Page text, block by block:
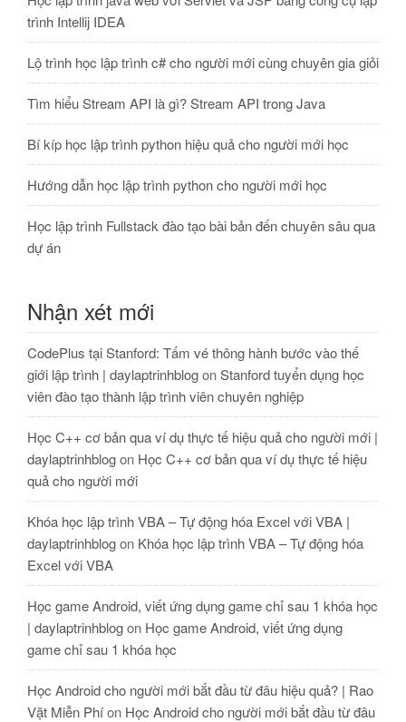
trình Intellij IDEA
Lộ trình học lập trình c# cho người mới cùng chuyên gia giỏi
Tìm hiểu Stream API là gì? Stream API trong Java
Bí kíp học lập trình python hiệu quả cho người mới học
Hướng dẫn học lập trình python cho người mới học
Học lập trình Fullstack đào tạo bài bản đến chuyên sâu qua
dự án
Nhận xét mới
CodePlus tại Stanford: Tấm vé thông hành bước vào thế
giới lập trình | daylaptrinhblogonStanford tuyển dụng học
viên đào tạo thành lập trình viên chuyên nghiệp
Học C++ cơ bản qua ví dụ thực tế hiệu quả cho người mới |
daylaptrinhblogon Học C++ cơ bản qua ví dụ thực tế hiệu
quả cho người mới
Khóa học lập trình VBA – Tự động hóa Excel với VBA |
daylaptrinhblogon Khóa học lập trình VBA – Tự động hóa
Excel với VBA
Học game Android, viết ứng dụng game chỉ sau 1 khóa học
| daylaptrinhblogon Học game Android, viết ứng dụng
game chỉ sau 1 khóa học
Học Android cho người mới bắt đầu từ đâu hiệu quả? | Rao
Vặt Miễn Phíon Học Android cho người mới bắt đầu từ đâu